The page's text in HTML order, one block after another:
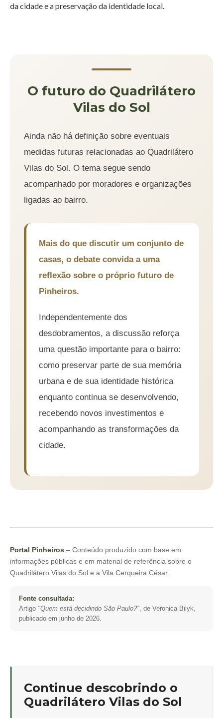
da cidade e a preservação da identidade local.
O futuro do Quadrilátero
Vilas do Sol
Ainda não há definição sobre eventuais
medidas futuras relacionadas ao Quadrilátero
Vilas do Sol. O tema segue sendo
acompanhado por moradores e organizações
ligadas ao bairro.
Mais do que discutir um conjunto de
casas, o debate convida a uma
reflexão sobre o próprio futuro de
Pinheiros.
Independentemente dos
desdobramentos, a discussão reforça
uma questão importante para o bairro:
como preservar parte de sua memória
urbana e de sua identidade histórica
enquanto continua se desenvolvendo,
recebendo novos investimentos e
acompanhando as transformações da
cidade.
Portal Pinheiros – Conteúdo produzido com base em
informações públicas e em material de referência sobre o
Quadrilátero Vilas do Sol e a Vila Cerqueira César.
Fonte consultada:
Artigo "Quem está decidindo São Paulo?" , de Veronica Bilyk,
publicado em junho de 2026.
Continue descobrindo o
Quadrilátero Vilas do Sol